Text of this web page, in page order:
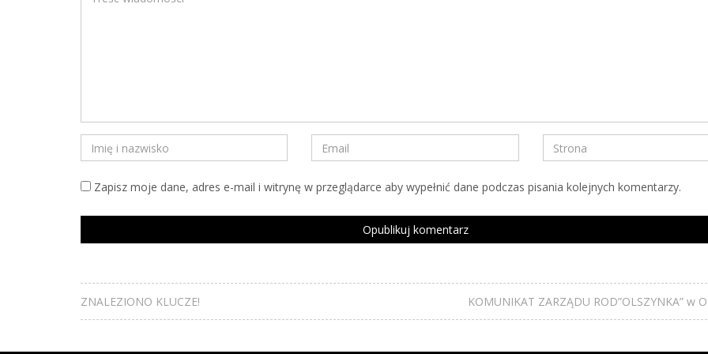
Zapisz moje dane, adres e-mail i witrynę w przeglądarce aby wypełnić dane podczas pisania kolejnych komentarzy.
ZNALEZIONO KLUCZE! KOMUNIKAT ZARZĄDU ROD”OLSZYNKA” w